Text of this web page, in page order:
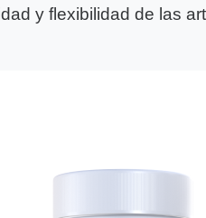
y flexibilidad de las